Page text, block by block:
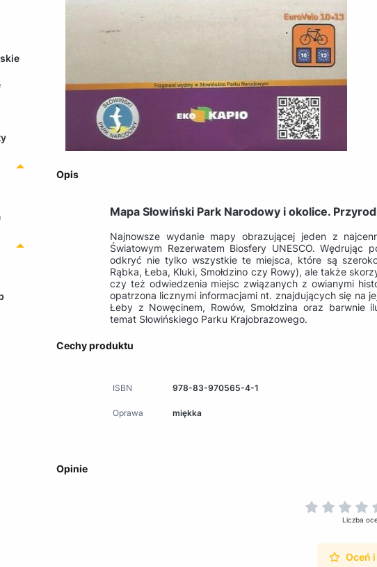
Opis
Mapa Słowiński Park Narodowy i okolice.
Najnowsze wydanie mapy obrazującej jeden z
Światowym Rezerwatem Biosfery UNESCO.
odkryć nie tylko wszystkie te miejsca, które są
Rąbka, Łeba, Kluki, Smołdzino czy Rowy), ale także
czy też odwiedzenia miejsc związanych z owianymi
opatrzona licznymi informacjami nt. znajdujących się na
Łeby z Nowęcinem, Rowów, Smołdzina oraz barwnie
temat Słowińskiego Parku Krajobrazowego.
Cechy produktu
ISBN 978-83-970565-4-1
Oprawa miękka
Opinie
Liczba
Oceń